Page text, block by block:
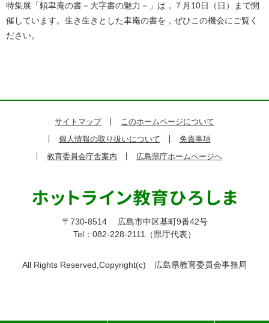
特集展「頼聿庵の書－大字書の魅力－」は，７月10日（日）まで開
催しています。生き生きとした聿庵の書を，ぜひこの機会にご覧く
ださい。
サイトマップ
このホームページについて
個人情報の取り扱いについて
免責事項
教育委員会庁舎案内
広島県庁ホームページへ
〒730-8514
広島市中区基町9番42号
Tel：082-228-2111（県庁代表）
All Rights Reserved,Copyright(c) 広島県教育委員会事務局